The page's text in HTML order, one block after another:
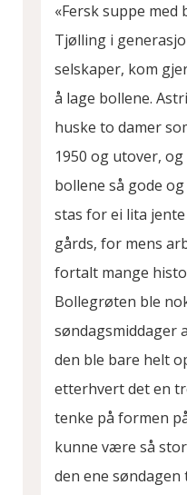
«Fersk suppe
Tjølling i
selskaper, kom
å lage bollene.
huske to damer
1950 og utover,
bollene så gode
stas for ei lita
gårds, for mens
fortalt mange
Bollegrøten ble
søndagsmiddager
den ble bare helt
etterhvert det en
tenke på formen
kunne være så
den ene søndagen